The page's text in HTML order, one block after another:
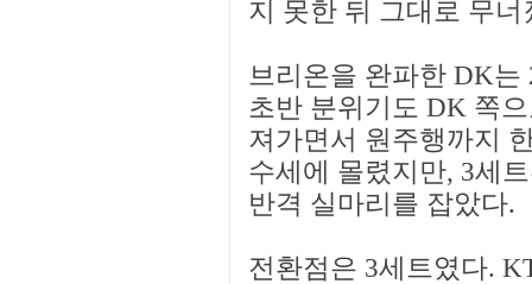
지 못한 뒤 그대로 무너
브리온을 완파한 DK는
초반 분위기도 DK 쪽
져가면서 원주행까지
수세에 몰렸지만, 3세
반격 실마리를 잡았다.
전환점은 3세트였다.